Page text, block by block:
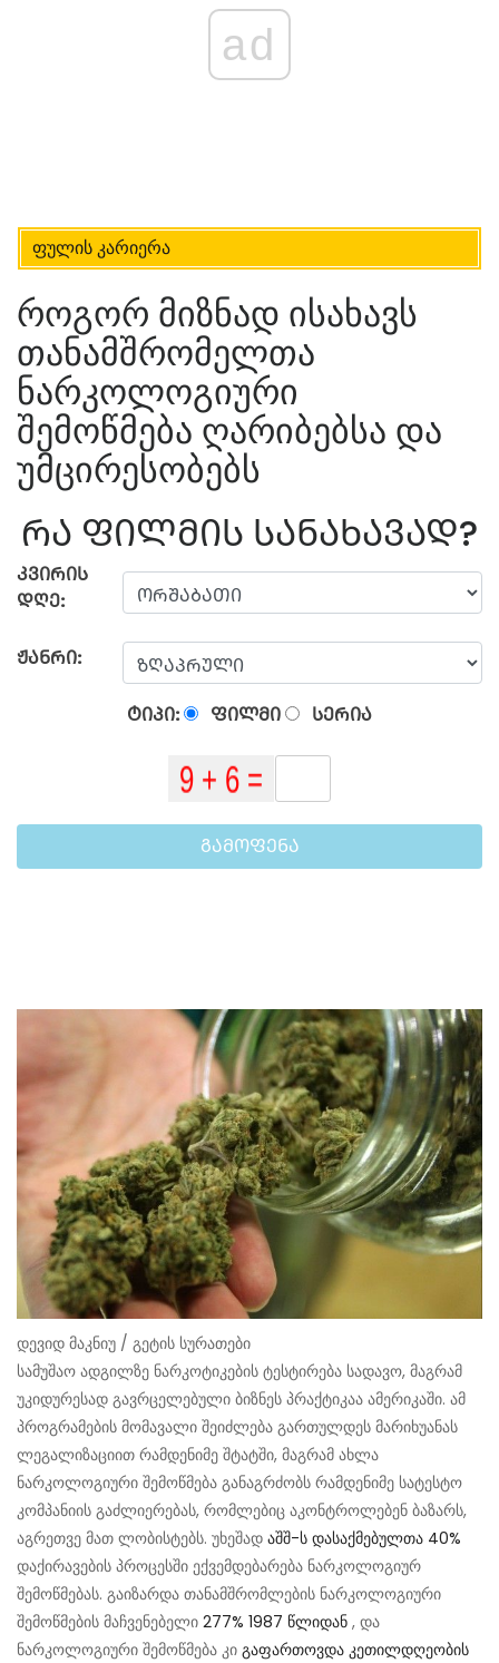
ad
ფულის კარიერა
როგორ მიზნად ისახავს
თანამშრომელთა
ნარკოლოგიური
შემოწმება ღარიბებსა და
უმცირესობებს
ᲠᲐ ᲤᲘᲚᲛᲘᲡ ᲡᲐᲜᲐᲮᲐᲕᲐᲓ?
ᲙᲕᲘᲠᲘᲡ
ᲓᲦᲔ:
ᲟᲐᲜᲠᲘ:
ᲢᲘᲞᲘ: ᲤᲘᲚᲛᲘ ᲡᲔᲠᲘᲐ
ᲒᲐᲛᲝᲤᲔᲜᲐ
დევიდ მაკნიუ / გეტის სურათები
სამუშაო ადგილზე ნარკოტიკების ტესტირება სადავო, მაგრამ
უკიდურესად გავრცელებული ბიზნეს პრაქტიკაა ამერიკაში. ამ
პროგრამების მომავალი შეიძლება გართულდეს მარიხუანას
ლეგალიზაციით რამდენიმე შტატში, მაგრამ ახლა
ნარკოლოგიური შემოწმება განაგრძობს რამდენიმე სატესტო
კომპანიის გაძლიერებას, რომლებიც აკონტროლებენ ბაზარს,
აგრეთვე მათ ლობისტებს. უხეშად აშშ-ს დასაქმებულთა 40%
დაქირავების პროცესში ექვემდებარება ნარკოლოგიურ
შემოწმებას. გაიზარდა თანამშრომლების ნარკოლოგიური
შემოწმების მაჩვენებელი 277% 1987 წლიდან , და
ნარკოლოგიური შემოწმება კი გაფართოვდა კეთილდღეობის